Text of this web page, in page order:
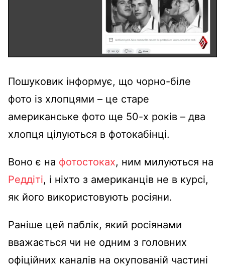
Пошуковик інформує, що чорно-біле
фото із хлопцями – це старе
американське фото ще 50-х років – два
хлопця цілуються в фотокабінці.
Воно є на фотостоках, ним милуються на
Реддіті, і ніхто з американців не в курсі,
як його використовують росіяни.
Раніше цей паблік, який росіянами
вважається чи не одним з головних
офіційних каналів на окупованій частині